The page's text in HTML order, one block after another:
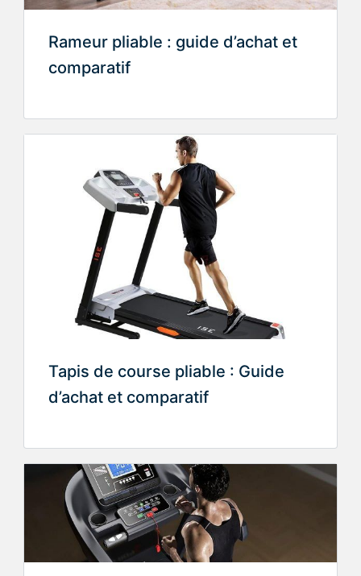
Rameur pliable : guide d’achat et
comparatif
Tapis de course pliable : Guide
d’achat et comparatif